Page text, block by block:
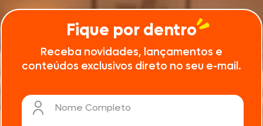
Fique por dentro
Receba novidades, lançamentos e
conteúdos exclusivos direto no seu e-mail.
Nome Completo